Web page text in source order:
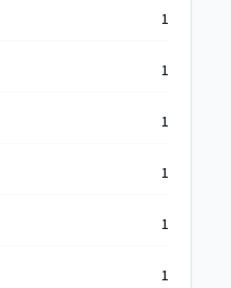
1
1
1
1
1
1